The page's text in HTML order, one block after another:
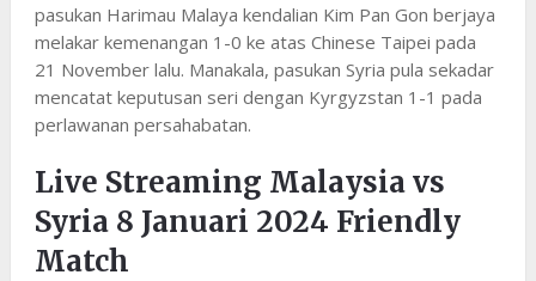
pasukan Harimau Malaya kendalian Kim Pan Gon berjaya
melakar kemenangan 1-0 ke atas Chinese Taipei pada
21 November lalu. Manakala, pasukan Syria pula sekadar
mencatat keputusan seri dengan Kyrgyzstan 1-1 pada
perlawanan persahabatan.
Live Streaming Malaysia vs
Syria 8 Januari 2024 Friendly
Match